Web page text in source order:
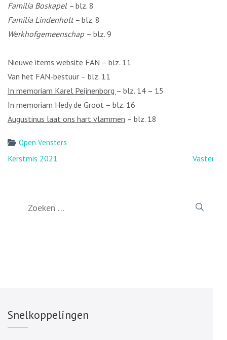
Familia Boskapel – blz. 8
Familia Lindenholt – blz. 8
Werkhofgemeenschap – blz. 9
Nieuwe items website FAN – blz. 11
Van het FAN-bestuur – blz. 11
In memoriam Karel Peijnenborg – blz. 14 – 15
In memoriam Hedy de Groot – blz. 16
Augustinus laat ons hart vlammen – blz. 18
Open Vensters
Bericht
Kerstmis 2021 Vasten?
Snelkoppelingen